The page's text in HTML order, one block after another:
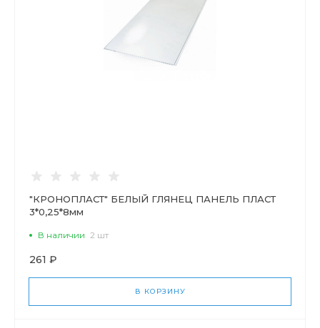
"КРОНОПЛАСТ" БЕЛЫЙ ГЛЯНЕЦ ПАНЕЛЬ ПЛАСТ
3*0,25*8мм
В наличии 2 шт
261 ₽
В КОРЗИНУ